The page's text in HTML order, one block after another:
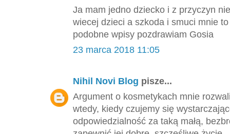
Ja mam jedno dziecko i z przyczyn
wiecej dzieci a szkoda i smuci mnie
podobne wpisy pozdrawiam Gosia
23 marca 2018 11:05
Nihil Novi Blog pisze...
Argument o kosmetykach mnie
wtedy, kiedy czujemy się
odpowiedzialność za taką małą,